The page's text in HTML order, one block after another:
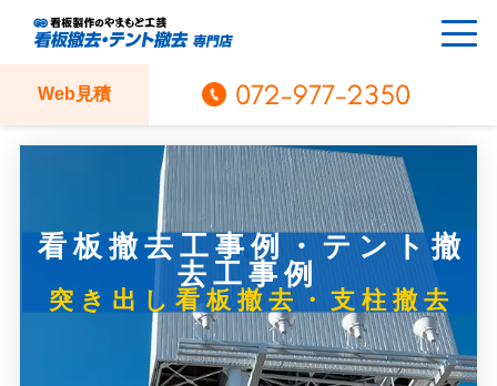
Web見積 072-977-2350
看板撤去工事例・テント撤
去工事例
突き出し看板撤去・支柱撤去